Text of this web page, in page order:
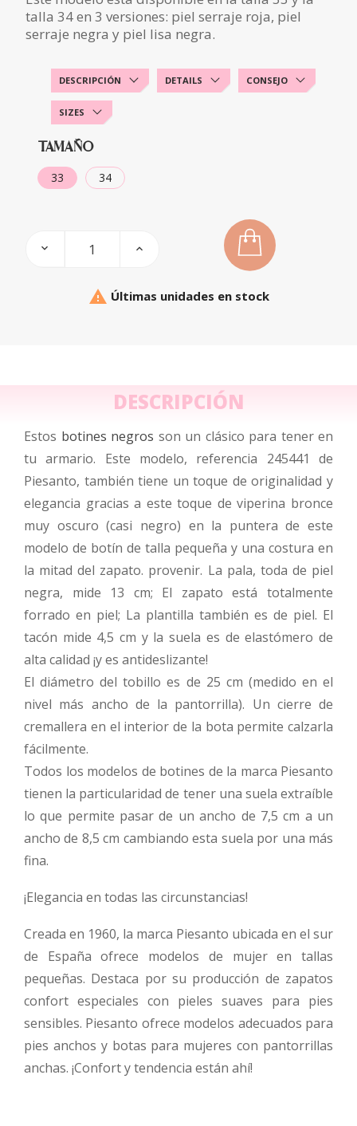
talla 34 en 3 versiones: piel serraje roja, piel
serraje negra y piel lisa negra.
DESCRIPCIÓN DETAILS CONSEJO
SIZES
TAMAÑO
33 34
 Últimas unidades en stock
DESCRIPCIÓN
Estos botines negros son un clásico para tener en
tu armario. Este modelo, referencia 245441 de
Piesanto, también tiene un toque de originalidad y
elegancia gracias a este toque de viperina bronce
muy oscuro (casi negro) en la puntera de este
modelo de botín de talla pequeña y una costura en
la mitad del zapato. provenir. La pala, toda de piel
negra, mide 13 cm; El zapato está totalmente
forrado en piel; La plantilla también es de piel. El
tacón mide 4,5 cm y la suela es de elastómero de
alta calidad ¡y es antideslizante!
El diámetro del tobillo es de 25 cm (medido en el
nivel más ancho de la pantorrilla). Un cierre de
cremallera en el interior de la bota permite calzarla
fácilmente.
Todos los modelos de botines de la marca Piesanto
tienen la particularidad de tener una suela extraíble
lo que permite pasar de un ancho de 7,5 cm a un
ancho de 8,5 cm cambiando esta suela por una más
fina.
¡Elegancia en todas las circunstancias!
Creada en 1960, la marca Piesanto ubicada en el sur
de España ofrece modelos de mujer en tallas
pequeñas. Destaca por su producción de zapatos
confort especiales con pieles suaves para pies
sensibles. Piesanto ofrece modelos adecuados para
pies anchos y botas para mujeres con pantorrillas
anchas. ¡Confort y tendencia están ahí!